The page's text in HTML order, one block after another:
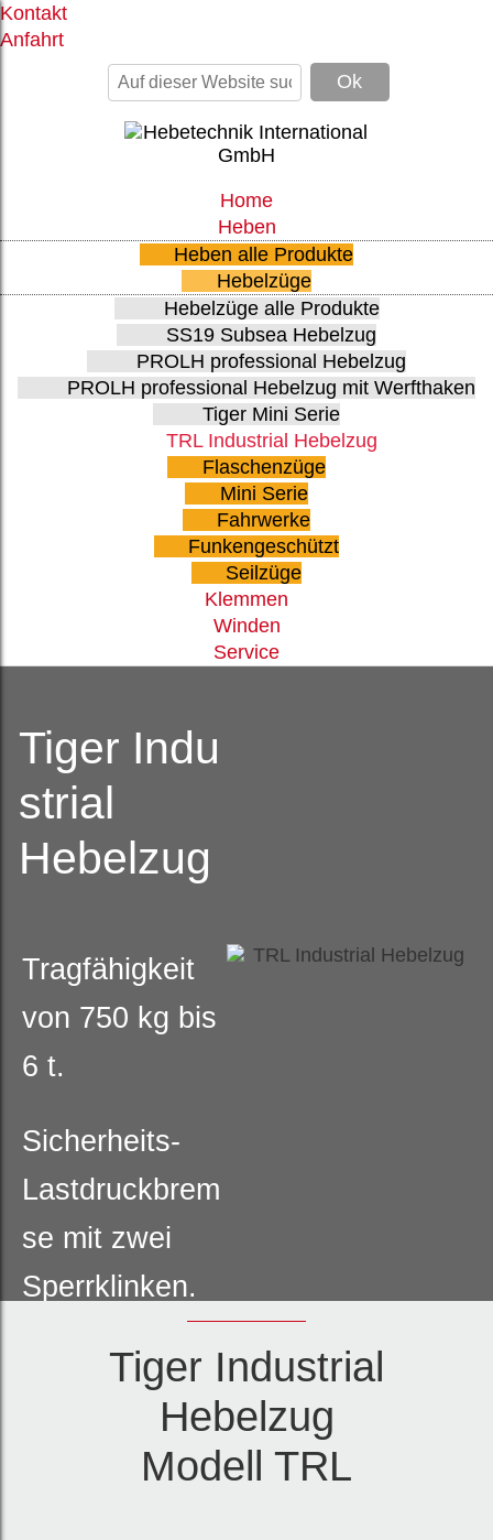
Kontakt
Anfahrt
Home
Heben
Heben alle Produkte
Hebelzüge
Hebelzüge alle Produkte
SS19 Subsea Hebelzug
PROLH professional Hebelzug
PROLH professional Hebelzug mit Werfthaken
Tiger Mini Serie
TRL Industrial Hebelzug
Flaschenzüge
Mini Serie
Fahrwerke
Funkengeschützt
Seilzüge
Klemmen
Winden
Service
Tiger Indu
strial
Hebelzug
Tragfähigkeit
von 750 kg bis
6 t.
Sicherheits-
Lastdruckbrem
se mit zwei
Sperrklinken.
Einhändig
bedienbare
Freilauffunktio
Tiger Industrial
Hebelzug
Modell TRL